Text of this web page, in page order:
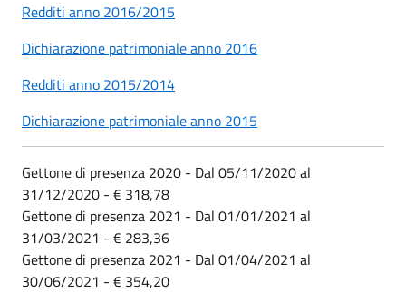
Redditi anno 2016/2015
Dichiarazione patrimoniale anno 2016
Redditi anno 2015/2014
Dichiarazione patrimoniale anno 2015
Gettone di presenza 2020 - Dal 05/11/2020 al
31/12/2020 - € 318,78
Gettone di presenza 2021 - Dal 01/01/2021 al
31/03/2021 - € 283,36
Gettone di presenza 2021 - Dal 01/04/2021 al
30/06/2021 - € 354,20